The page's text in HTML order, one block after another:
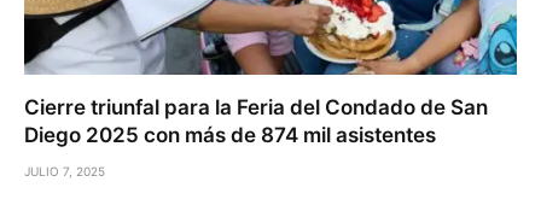
Cierre triunfal para la Feria del Condado de San
Diego 2025 con más de 874 mil asistentes
JULIO 7, 2025